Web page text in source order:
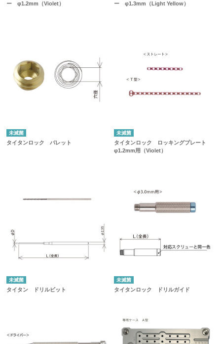
ー φ1.2mm（Violet）
ー φ1.3mm（Light Yellow）
未滅菌
タイタンロック バレット
未滅菌
タイタンロック ロッキングプレート
φ1.2mm用（Violet）
未滅菌
タイタン ドリルビット
未滅菌
タイタンロック ドリルガイド